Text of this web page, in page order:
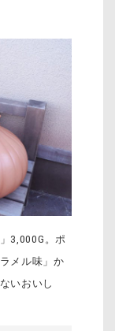
3,000G。ポ
メル味」か
いおいし